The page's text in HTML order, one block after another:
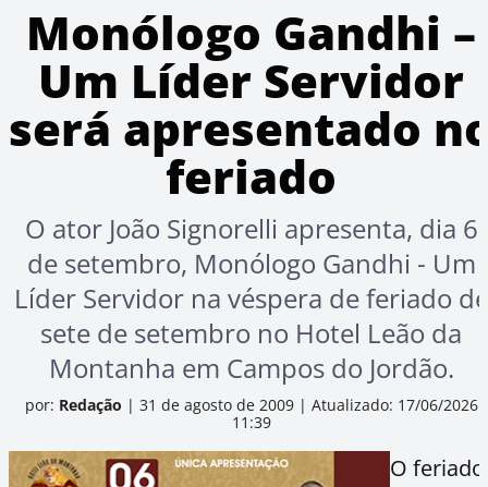
Monólogo Gandhi –
Um Líder Servidor
será apresentado
feriado
O ator João Signorelli apresenta, dia 6
de setembro, Monólogo Gandhi - Um
Líder Servidor na véspera de feriado de
sete de setembro no Hotel Leão da
Montanha em Campos do Jordão.
por: Redação | 31 de agosto de 2009 | Atualizado: 17/06/2026
11:39
O feriado